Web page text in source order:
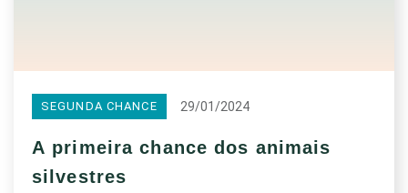
SEGUNDA CHANCE 29/01/2024
A primeira chance dos animais
silvestres